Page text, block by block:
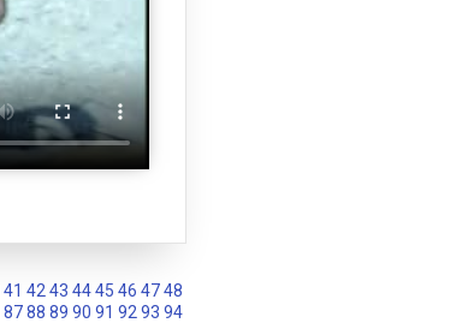
41 42 43 44 45 46 47 48
87 88 89 90 91 92 93 94